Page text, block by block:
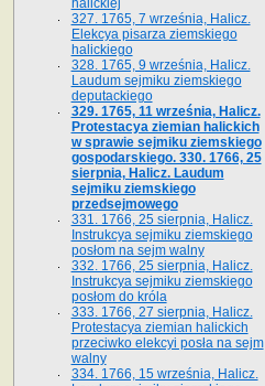
halickiej
327. 1765, 7 września, Halicz.
Elekcya pisarza ziemskiego
halickiego
328. 1765, 9 września, Halicz.
Laudum sejmiku ziemskiego
deputackiego
329. 1765, 11 września, Halicz.
Protestacya ziemian halickich
w sprawie sejmiku ziemskiego
gospodarskiego. 330. 1766, 25
sierpnia, Halicz. Laudum
sejmiku ziemskiego
przedsejmowego
331. 1766, 25 sierpnia, Halicz.
Instrukcya sejmiku ziemskiego
posłom na sejm walny
332. 1766, 25 sierpnia, Halicz.
Instrukcya sejmiku ziemskiego
posłom do króla
333. 1766, 27 sierpnia, Halicz.
Protestacya ziemian halickich
przeciwko elekcyi posła na sejm
walny
334. 1766, 15 września, Halicz.